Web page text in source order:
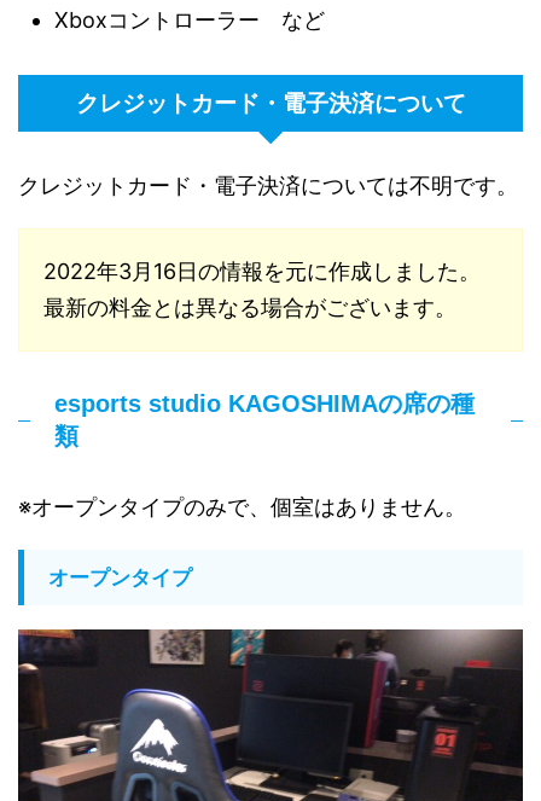
Xboxコントローラー など
クレジットカード・電子決済について
クレジットカード・電子決済については不明です。
2022年3月16日の情報を元に作成しました。
最新の料金とは異なる場合がございます。
esports studio KAGOSHIMAの席の種
類
※オープンタイプのみで、個室はありません。
オープンタイプ